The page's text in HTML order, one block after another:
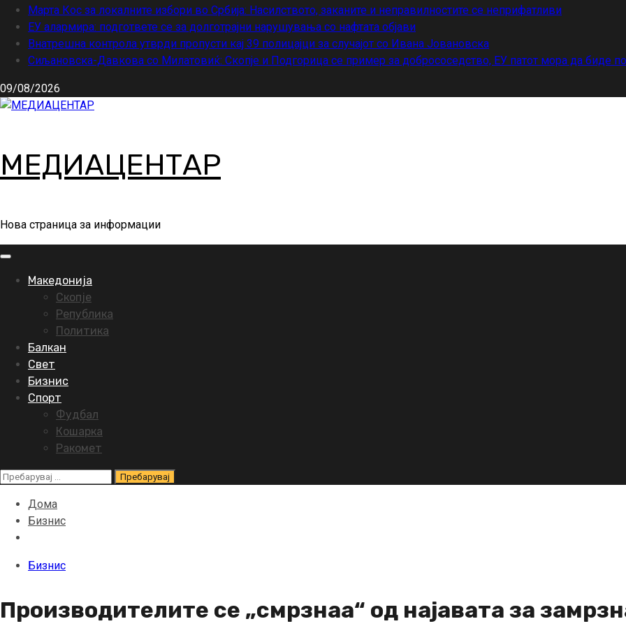
Марта Кос за локалните избори во Србија: Насилството, заканите и неправилностите се неприфатливи
ЕУ алармира: подгответе се за долготрајни нарушувања со нафтата објави
Внатрешна контрола утврди пропусти кај 39 полицајци за случајот со Ивана Јовановска
Сиљановска-Давкова со Милатовиќ: Скопје и Подгорица се пример за добрососедство, ЕУ патот мора да биде
09/08/2026
МЕДИАЦЕНТАР
Нова страница за информации
Primary
Македонија
Скопје
Република
Политика
Балкан
Свет
Бизнис
Спорт
Фудбал
Кошарка
Ракомет
Пребарувај
Дома
Бизнис
Бизнис
Производителите се „смрзнаа“ од најавата за